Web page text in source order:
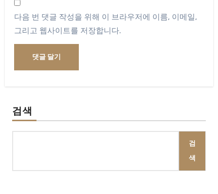
다음 번 댓글 작성을 위해 이 브라우저에 이름, 이메일,
그리고 웹사이트를 저장합니다.
검색
검
색